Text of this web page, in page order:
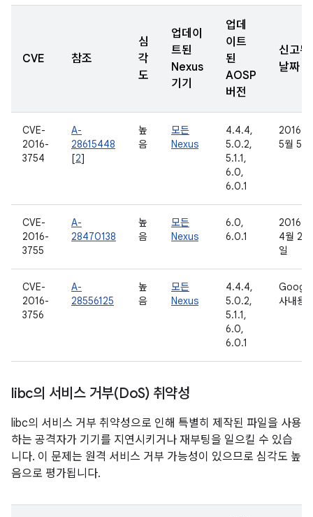
CVE 참조
심
각
도
업데이
트된
Nexus
기기
업데
이트
된
AOSP
버전
신고된
날짜
CVE-
2016-
3754
A-
28615448
[2]
높
음
모든
Nexus
4.4.4,
5.0.2,
5.1.1,
6.0,
6.0.1
2016년
5월 5일
CVE-
2016-
3755
A-
28470138
높
음
모든
Nexus
6.0,
6.0.1
2016년
4월 29
일
CVE-
2016-
3756
A-
28556125
높
음
모든
Nexus
4.4.4,
5.0.2,
5.1.1,
6.0,
6.0.1
Google
사내용
libc의 서비스 거부(DoS) 취약성
libc의 서비스 거부 취약성으로 인해 특별히 제작된 파일을 사용
하는 공격자가 기기를 지연시키거나 재부팅을 일으킬 수 있습
니다. 이 문제는 원격 서비스 거부 가능성이 있으므로 심각도 높
음으로 평가됩니다.